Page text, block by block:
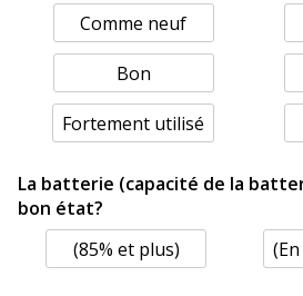
Comme neuf
Bon
Fortement utilisé
La batterie (capacité de la
bon état?
(85% et plus)